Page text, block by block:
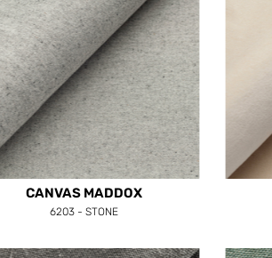
CANVAS MADDOX
6203 - STONE